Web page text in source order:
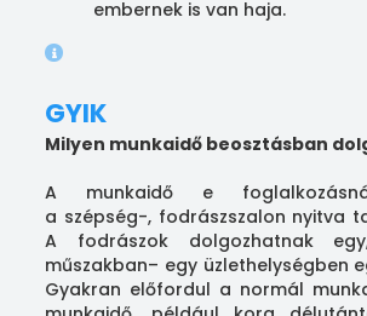
embernek is van haja.
GYIK
Milyen munkaidő beosztásban
A munkaidő e
a szépség-, fodrászszalon nyitva
A fodrászok dolgozhatnak
műszakban– egy üzlethelységben
Gyakran előfordul a normál